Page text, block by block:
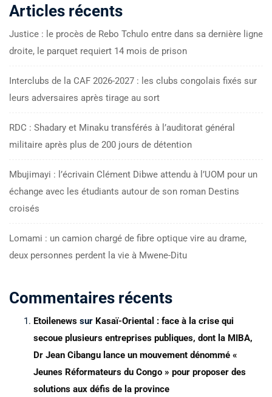
Articles récents
Justice : le procès de Rebo Tchulo entre dans sa dernière ligne
droite, le parquet requiert 14 mois de prison
Interclubs de la CAF 2026-2027 : les clubs congolais fixés sur
leurs adversaires après tirage au sort
RDC : Shadary et Minaku transférés à l’auditorat général
militaire après plus de 200 jours de détention
Mbujimayi : l’écrivain Clément Dibwe attendu à l’UOM pour un
échange avec les étudiants autour de son roman Destins
croisés
Lomami : un camion chargé de fibre optique vire au drame,
deux personnes perdent la vie à Mwene-Ditu
Commentaires récents
Etoilenews sur Kasaï-Oriental : face à la crise qui
secoue plusieurs entreprises publiques, dont la MIBA,
Dr Jean Cibangu lance un mouvement dénommé «
Jeunes Réformateurs du Congo » pour proposer des
solutions aux défis de la province